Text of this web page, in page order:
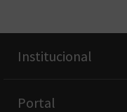
Institucional
Portal